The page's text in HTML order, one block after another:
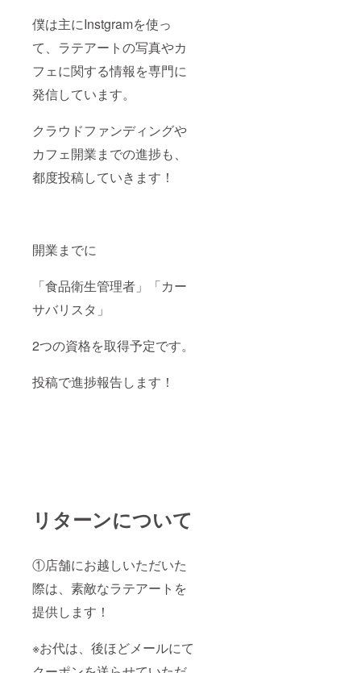
僕は主にInstgramを使っ
て、ラテアートの写真やカ
フェに関する情報を専門に
発信しています。
クラウドファンディングや
カフェ開業までの進捗も、
都度投稿していきます！
開業までに
「食品衛生管理者」「カー
サバリスタ」
2つの資格を取得予定です。
投稿で進捗報告します！
リターンについて
①店舗にお越しいただいた
際は、素敵なラテアートを
提供します！
※お代は、後ほどメールにて